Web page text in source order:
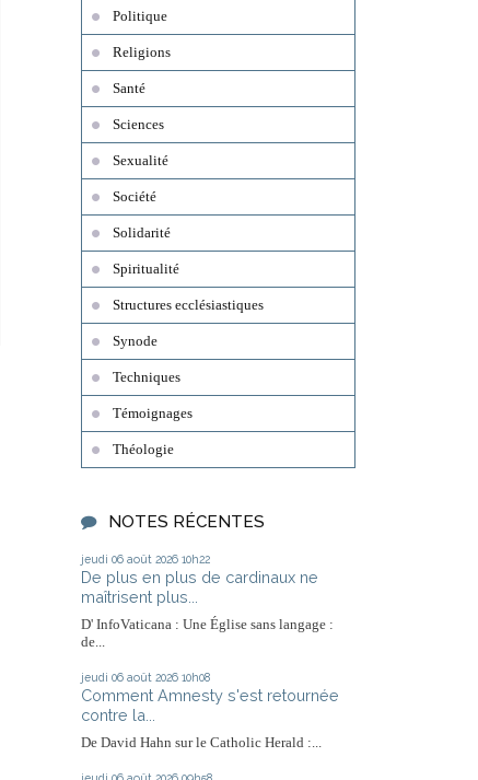
Politique
Religions
Santé
Sciences
Sexualité
Société
Solidarité
Spiritualité
Structures ecclésiastiques
Synode
Techniques
Témoignages
Théologie
NOTES RÉCENTES
jeudi 06 août 2026 10h22
De plus en plus de cardinaux ne
maîtrisent plus...
D' InfoVaticana : Une Église sans langage :
de...
jeudi 06 août 2026 10h08
Comment Amnesty s'est retournée
contre la...
De David Hahn sur le Catholic Herald :...